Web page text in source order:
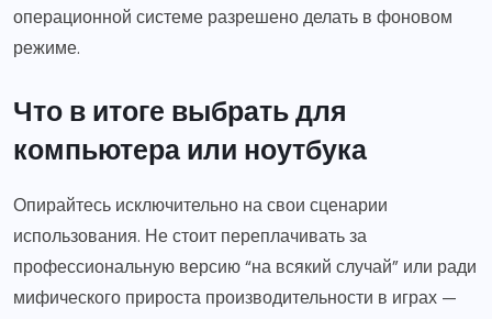
операционной системе разрешено делать в фоновом
режиме.
Что в итоге выбрать для
компьютера или ноутбука
Опирайтесь исключительно на свои сценарии
использования. Не стоит переплачивать за
профессиональную версию “на всякий случай” или ради
мифического прироста производительности в играх —